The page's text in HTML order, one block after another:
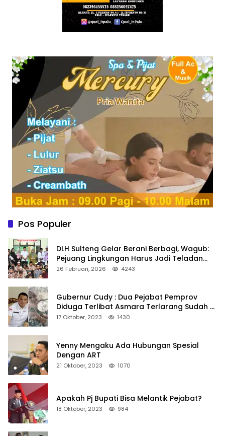
Pos Populer
DLH Sulteng Gelar Berani Berbagi, Wagub:
Pejuang Lingkungan Harus Jadi Teladan
Kepedulian
26 Februari, 2026 4243
Gubernur Cudy : Dua Pejabat Pemprov
Diduga Terlibat Asmara Terlarang Sudah di
Non Job
17 Oktober, 2023 1430
Yenny Mengaku Ada Hubungan Spesial
Dengan ART
21 Oktober, 2023 1070
Apakah Pj Bupati Bisa Melantik Pejabat?
18 Oktober, 2023 984